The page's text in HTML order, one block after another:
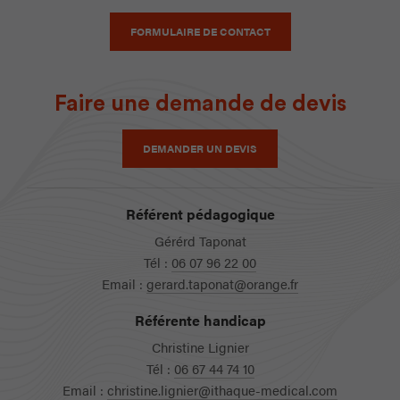
FORMULAIRE DE CONTACT
Faire une demande de devis
DEMANDER UN DEVIS
Référent pédagogique
Gérérd Taponat
Tél : 06 07 96 22 00
Email : gerard.taponat@orange.fr
Référente handicap
Christine Lignier
Tél : 06 67 44 74 10
Email : christine.lignier@ithaque-medical.com